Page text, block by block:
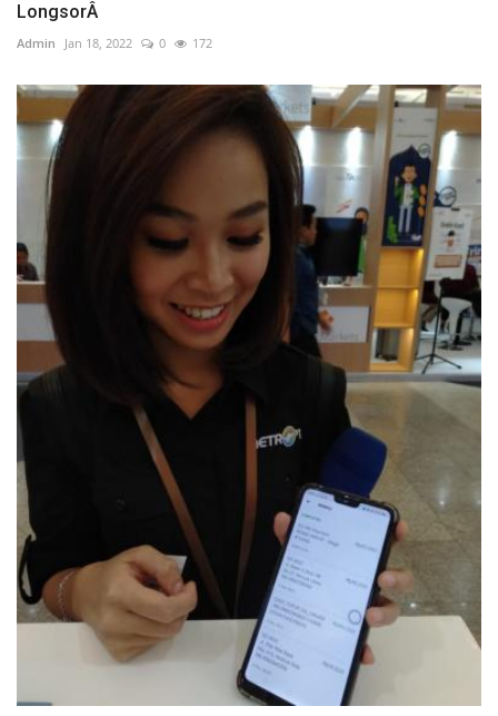
LongsorÂ
Admin Jan 18, 2022 0 172